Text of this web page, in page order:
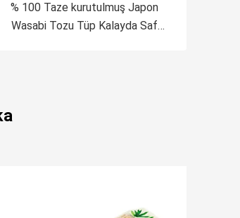
% 100 Taze kurutulmuş Japon
Wasabi Tozu Tüp Kalayda Saf